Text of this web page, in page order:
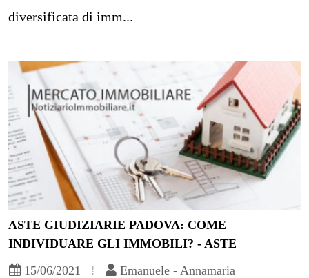
diversificata di imm...
ASTE GIUDIZIARIE PADOVA: COME
INDIVIDUARE GLI IMMOBILI? - ASTE
15/06/2021
Emanuele - Annamaria